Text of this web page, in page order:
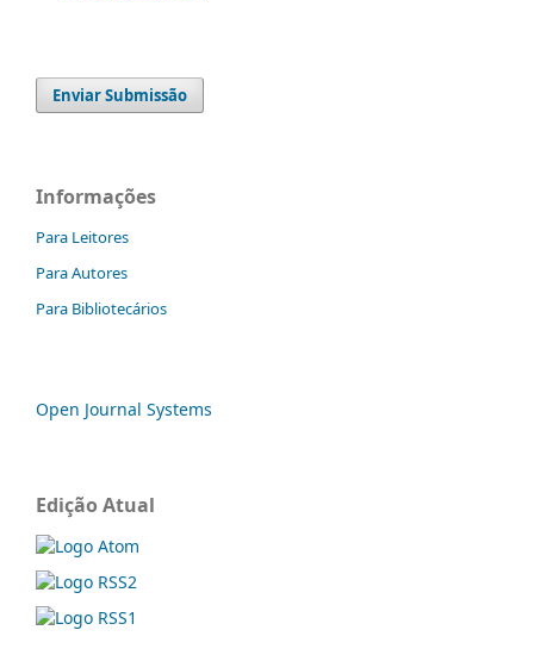
Enviar Submissão
Informações
Para Leitores
Para Autores
Para Bibliotecários
Open Journal Systems
Edição Atual